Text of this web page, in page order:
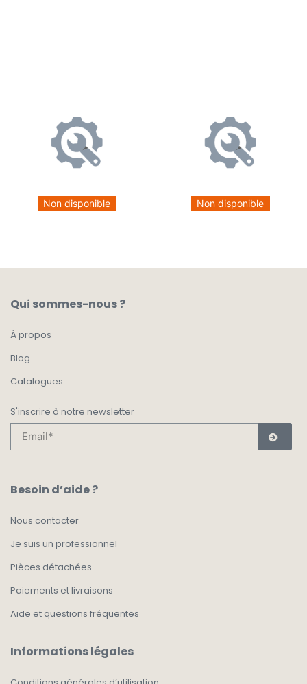
Non disponible Non disponible
Qui sommes-nous ?
À propos
Blog
Catalogues
S'inscrire à notre newsletter
Besoin d’aide ?
Nous contacter
Je suis un professionnel
Pièces détachées
Paiements et livraisons
Aide et questions fréquentes
Informations légales